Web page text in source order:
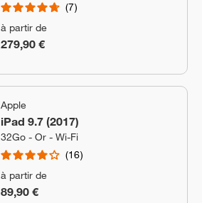
7
à partir de
279,90 €
Apple
iPad 9.7 (2017)
32Go - Or - Wi-Fi
16
à partir de
89,90 €